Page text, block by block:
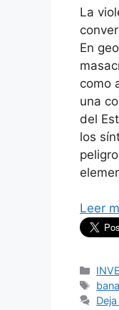
La
En
como
una
del
los
Leer